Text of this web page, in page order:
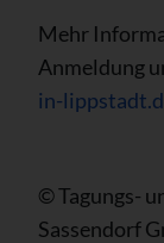
Mehr
Anmeldung
in-
© Tagungs-
Sassendorf